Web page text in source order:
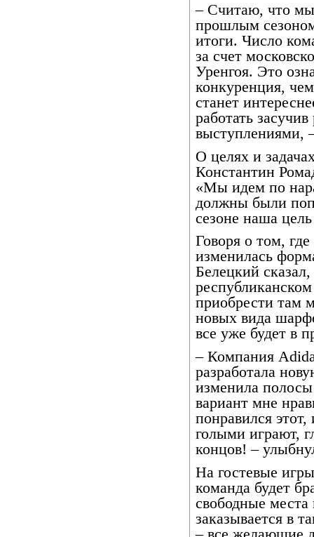
– Считаю, что мы
прошлым
итоги. Число
за счет
Уренгоя. Это
конкуренция,
станет
работать
выступлениями,
О целях и
Константин
«Мы идем по
должны были
сезоне наша
Говоря о том,
изменилась
Белецкий
приобрести там
новых вида
все уже будет в
– Компания
разработала
изменила
вариант мне
понравился
голыми играют,
концов! –
На гостевые
команда будет
свободные места
заказывается в